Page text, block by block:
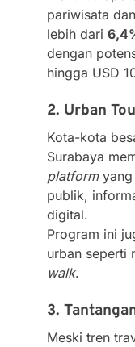
pariwisata
lebih dari
dengan
hingga USD
2. Urban
Kota-kota
Surabaya
platformyang
publik,
digital.
Program ini
urban seperti
walk.
3.
Meski tren